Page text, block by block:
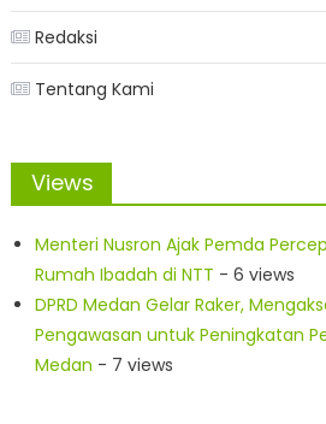
Redaksi
Tentang Kami
Views
Menteri Nusron Ajak Pemda
Rumah Ibadah di NTT - 6 views
DPRD Medan Gelar Raker,
Pengawasan untuk Peningkatan
Medan - 7 views